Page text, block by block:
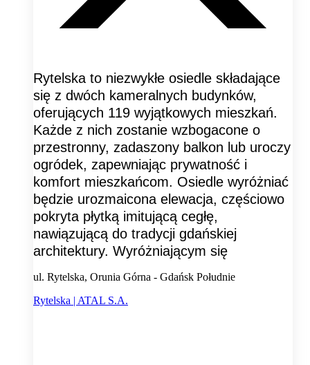
Rytelska to niezwykłe osiedle składające
się z dwóch kameralnych budynków,
oferujących 119 wyjątkowych mieszkań.
Każde z nich zostanie wzbogacone o
przestronny, zadaszony balkon lub uroczy
ogródek, zapewniając prywatność i
komfort mieszkańcom. Osiedle wyróżniać
będzie urozmaicona elewacja, częściowo
pokryta płytką imitującą cegłę,
nawiązującą do tradycji gdańskiej
architektury. Wyróżniającym się
ul. Rytelska, Orunia Górna - Gdańsk Południe
Rytelska | ATAL S.A.